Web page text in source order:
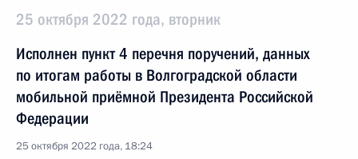
25 октября 2022 года, вторник
Исполнен пункт 4 перечня поручений, данных
по итогам работы в Волгоградской области
мобильной приёмной Президента Российской
Федерации
25 октября 2022 года, 18:24